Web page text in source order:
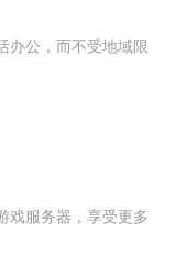
办公，而不受地域限
戏服务器，享受更多